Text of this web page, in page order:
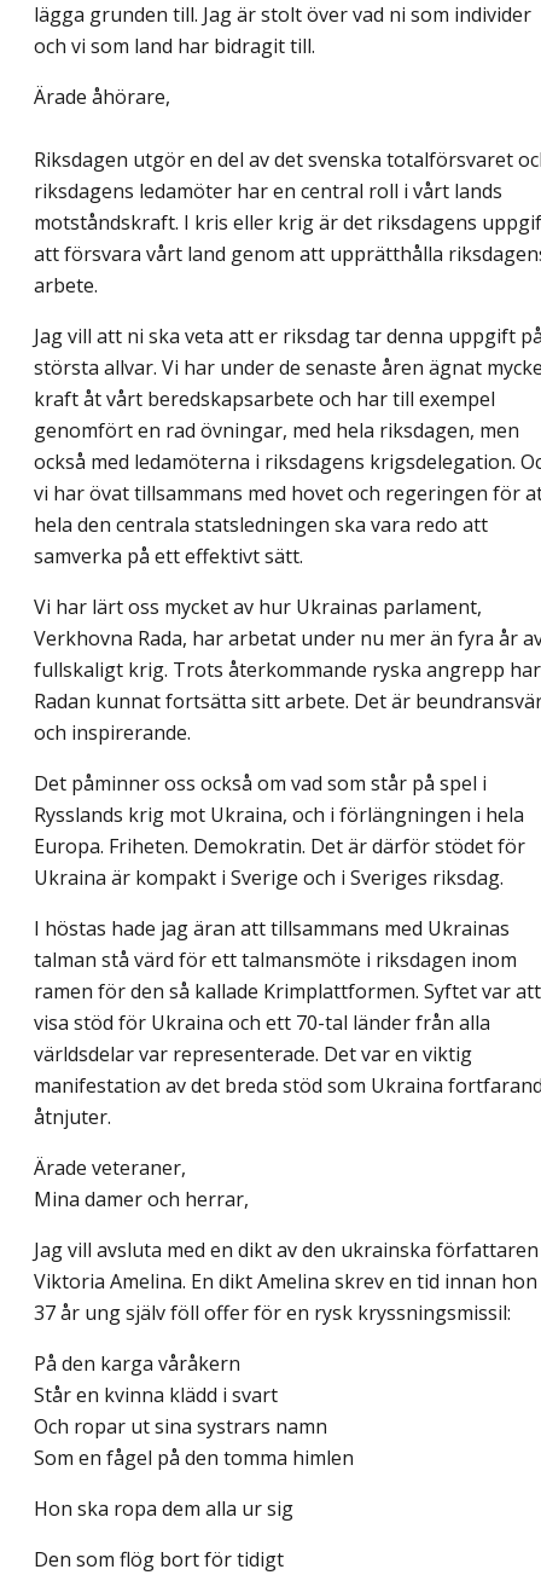
lägga grunden till. Jag är stolt över vad ni som individer
och vi som land har bidragit till.
Ärade åhörare,
Riksdagen utgör en del av det svenska totalförsvaret
riksdagens ledamöter har en central roll i vårt lands
motståndskraft. I kris eller krig är det riksdagens
att försvara vårt land genom att upprätthålla
arbete.
Jag vill att ni ska veta att er riksdag tar denna uppgift
största allvar. Vi har under de senaste åren ägnat
kraft åt vårt beredskapsarbete och har till exempel
genomfört en rad övningar, med hela riksdagen, men
också med ledamöterna i riksdagens krigsdelegation.
vi har övat tillsammans med hovet och regeringen för
hela den centrala statsledningen ska vara redo att
samverka på ett effektivt sätt.
Vi har lärt oss mycket av hur Ukrainas parlament,
Verkhovna Rada, har arbetat under nu mer än fyra år
fullskaligt krig. Trots återkommande ryska angrepp har
Radan kunnat fortsätta sitt arbete. Det är
och inspirerande.
Det påminner oss också om vad som står på spel i
Rysslands krig mot Ukraina, och i förlängningen i hela
Europa. Friheten. Demokratin. Det är därför stödet för
Ukraina är kompakt i Sverige och i Sveriges riksdag.
I höstas hade jag äran att tillsammans med Ukrainas
talman stå värd för ett talmansmöte i riksdagen inom
ramen för den så kallade Krimplattformen. Syftet var att
visa stöd för Ukraina och ett 70-tal länder från alla
världsdelar var representerade. Det var en viktig
manifestation av det breda stöd som Ukraina
åtnjuter.
Ärade veteraner,
Mina damer och herrar,
Jag vill avsluta med en dikt av den ukrainska författaren
Viktoria Amelina. En dikt Amelina skrev en tid innan hon
37 år ung själv föll offer för en rysk kryssningsmissil:
På den karga våråkern
Står en kvinna klädd i svart
Och ropar ut sina systrars namn
Som en fågel på den tomma himlen
Hon ska ropa dem alla ur sig
Den som flög bort för tidigt